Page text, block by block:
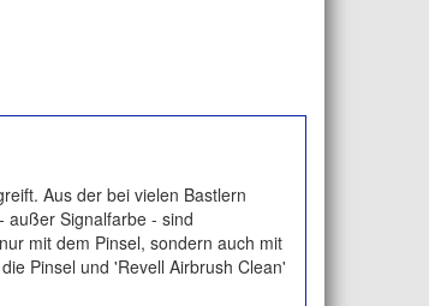
Aus der bei vielen Bastlern
außer Signalfarbe - sind
mit dem Pinsel, sondern auch mit
Pinsel und 'Revell Airbrush Clean'